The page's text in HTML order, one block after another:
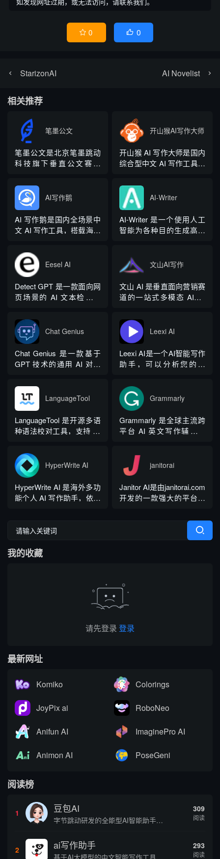
 0  0
StarizonAI AI Novelist
相关推荐
笔墨公文
笔墨公文是北京笔墨跳动
科技旗下垂直公文赛道
制公文专业场景，依托海
量标准公文语料训练专属
大模型。平台整合 AI 公文
生成、全维度智能校对、
范文库、实时更新素材
撰写、文稿合...
开山猴AI写作大师
开山猴 AI 写作大师是国内
综合型中文 AI 写作工具，
方法论与自研大模型算
法，大幅降低 AI 使用门
槛，无需专业提示词技巧
即可产出高质量文稿。平
台覆盖 20 余个行业领域、
AI写作鹅
AI 写作鹅是国内全场景中
文 AI 写作工具，搭载海量
公文、学术论文、电商短
视频、新媒体、文学创
作、多行业策划等上百类
场景，集成伪原创改写、
图生文、多语言翻译、
人顾问...
AI-Writer
AI-Writer 是一个使用人工
智能为各种目的生成高质
章、产品描述、登录页面
还是研究论文。
Eesel AI
Detect GPT 是一款面向网
页场景的 AI 文本检测工
主，核心能力是实时扫描
网页文字，甄别 GPT 系列
大模型产出内容，依托斯
坦福零样本概率曲率检测
技术，无需针对新模型重
文山AI写作
文山 AI 是垂直面向营销赛
道的一站式多模态 AIGC
成，依托深度学习算法学
习用户创作风格，适配新
闻稿、产品文案、广告宣
传等各类营销文体。内置
十大类海量行业模板，覆
求...
Chat Genius
Chat Genius 是一款基于
GPT 技术的通用 AI 对话
言处理能力实现图文双向
交互，支持自定义专属个
性化 AI 助理，覆盖问答查
询、内容创作、生活事务
辅助等场景。产品采用金
Leexi AI
Leexi AI是一个AI智能写作
助手，可以分析您的文
本的反馈和建议，帮助您
纠正语法、拼写和标点符
号错误等。
LanguageTool
LanguageTool 是开源多语
种语法校对工具，支持 30
盖英、西、德、法等主流
语种，区分六大英语地域
版本。工具除基础拼写语
法纠错外，还可校验标
点、大小写、语句冗余问
Grammarly
Grammarly 是全球主流跨
平台 AI 英文写作辅助工
搭载 GrammarlyGO 智能
写作助手，集实时校对、
AI 生成、抄袭检测、引文
排版、团队文风统一功能
HyperWrite AI
HyperWrite AI 是海外多功
能个人 AI 写作助手，依托
写作功能，支持原生网页
插件，可在任意网页实时
janitorai
Janitor AI是由janitorai.com
开发的一款强大的平台，
性的NSFW虚构聊天机器
人角色。该平台由大型语
言模型驱动，包括OpenAI
我的收藏
请先登录 登录
最新网址
Komiko Colorings
JoyPix ai RoboNeo
Anifun AI ImaginePro AI
Animon AI PoseGeni
阅读榜
1 豆包AI
字节跳动研发的全能型AI智能助手，提供智能对话、知识问答、内容创作、学习办公等一站式AI服务
309
阅读
2 ai写作助手 293
阅读